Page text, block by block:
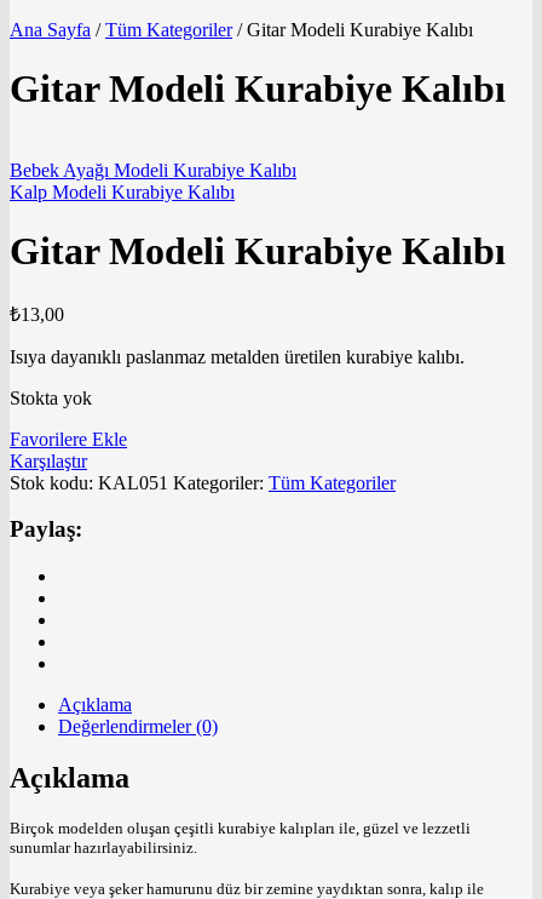
Ana Sayfa / Tüm Kategoriler /Gitar Modeli Kurabiye Kalıbı
Gitar Modeli Kurabiye Kalıbı
Bebek Ayağı Modeli Kurabiye Kalıbı
Kalp Modeli Kurabiye Kalıbı
Gitar Modeli Kurabiye Kalıbı
₺13,00
Isıya dayanıklı paslanmaz metalden üretilen kurabiye kalıbı.
Stokta yok
Favorilere Ekle
Karşılaştır
Stok kodu: KAL051 Kategoriler: Tüm Kategoriler
Paylaş:
Açıklama
Değerlendirmeler (0)
Açıklama
Birçok modelden oluşan çeşitli kurabiye kalıpları ile, güzel ve lezzetli
sunumlar hazırlayabilirsiniz.
Kurabiye veya şeker hamurunu düz bir zemine yaydıktan sonra, kalıp ile